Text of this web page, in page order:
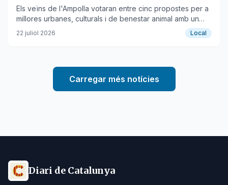
Participatius
Els veïns de l'Ampolla votaran entre cinc propostes per a
millores urbanes, culturals i de benestar animal amb un
pressupost màxim de 30.000 euros.
22 juliol 2026 Local
Carregar més notícies
Diari de Catalunya